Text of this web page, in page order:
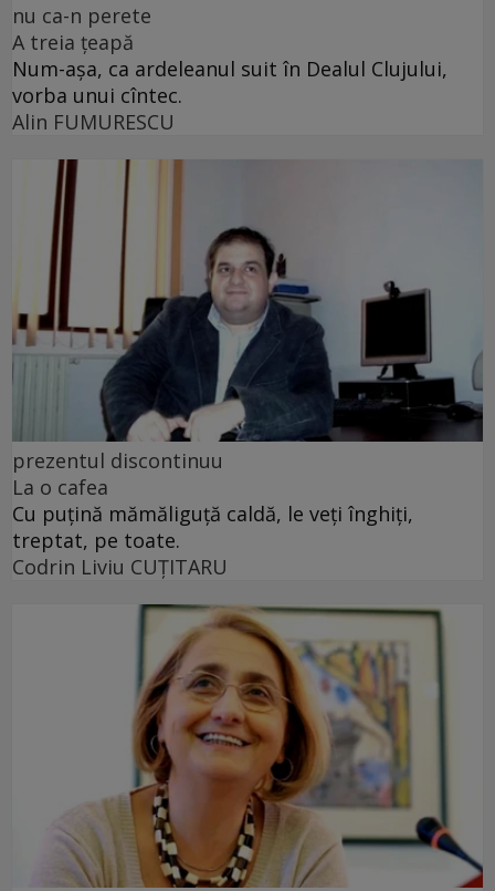
nu ca-n perete
A treia țeapă
Num-așa, ca ardeleanul suit în Dealul Clujului,
vorba unui cîntec.
Alin FUMURESCU
prezentul discontinuu
La o cafea
Cu puţină mămăliguţă caldă, le veţi înghiţi,
treptat, pe toate.
Codrin Liviu CUŢITARU